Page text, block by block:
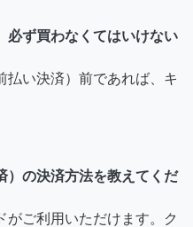
必ず買わなくてはいけない
払い決済）前であれば、キ
）の決済方法を教えてくだ
がご利用いただけます。ク